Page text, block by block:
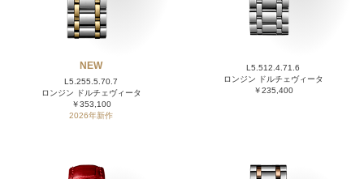
NEW
L5.255.5.70.7
ロンジン ドルチェヴィータ
￥353,100
2026年新作
L5.512.4.71.6
ロンジン ドルチェヴィータ
￥235,400